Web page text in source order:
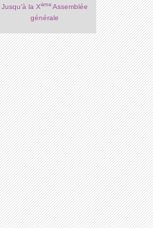
Jusqu’à la XèmeAssemblée
générale